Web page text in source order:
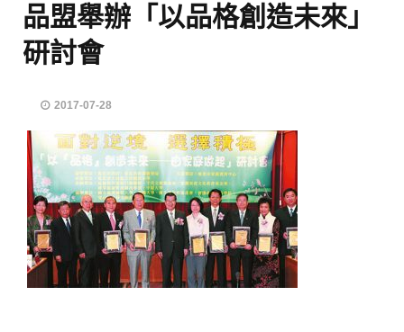
品盟舉辦「以品格創造未來」
研討會
2017-07-28